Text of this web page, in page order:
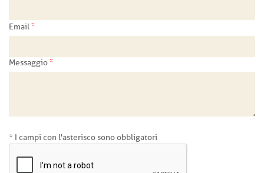
Email*
Messaggio*
* I campi con l'asterisco sono obbligatori